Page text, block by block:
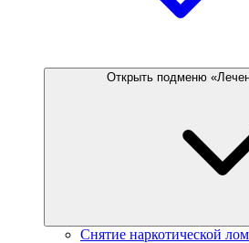
Открыть подменю
Снятие наркотической